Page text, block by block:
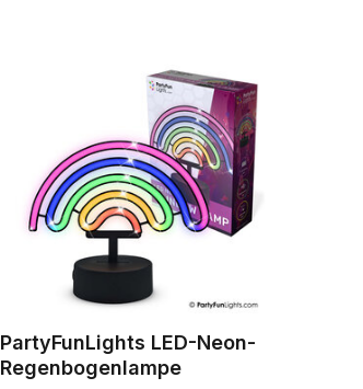
PartyFunLights LED-Neon-
Regenbogenlampe